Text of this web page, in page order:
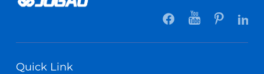
Quick Link